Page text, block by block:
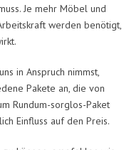
Je mehr Möbel und
werden benötigt,
in Anspruch nimmst,
Pakete an, die von
Rundum-sorglos-Paket
Einfluss auf den Preis.